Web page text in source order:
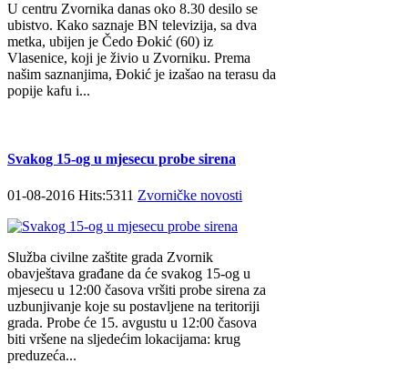
U centru Zvornika danas oko 8.30 desilo se
ubistvo. Kako saznaje BN televizija, sa dva
metka, ubijen je Čedo Đokić (60) iz
Vlasenice, koji je živio u Zvorniku. Prema
našim saznanjima, Đokić je izašao na terasu da
popije kafu i...
Svakog 15-og u mjesecu probe sirena
01-08-2016 Hits:5311 Zvorničke novosti
Služba civilne zaštite grada Zvornik
obavještava građane da će svakog 15-og u
mjesecu u 12:00 časova vršiti probe sirena za
uzbunjivanje koje su postavljene na teritoriji
grada. Probe će 15. avgustu u 12:00 časova
biti vršene na sljedećim lokacijama: krug
preduzeća...